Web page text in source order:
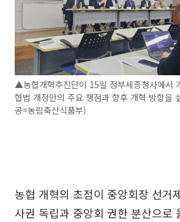
▲농협개혁추진단이 15일 정부세종청사에서
협법 개정안의 주요 쟁점과 향후 개혁 방향을
공=농림축산식품부)
농협 개혁의 초점이 중앙회장 선거
사권 독립과 중앙회 권한 분산으로